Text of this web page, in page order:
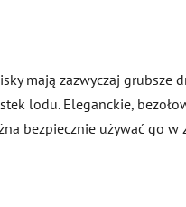
mają zazwyczaj grubsze
lodu. Eleganckie,
bezpiecznie używać go w